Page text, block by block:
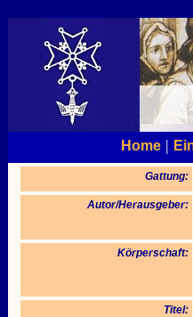
Home|
Gattung:
Autor/Herausgeber:
Körperschaft:
Titel: